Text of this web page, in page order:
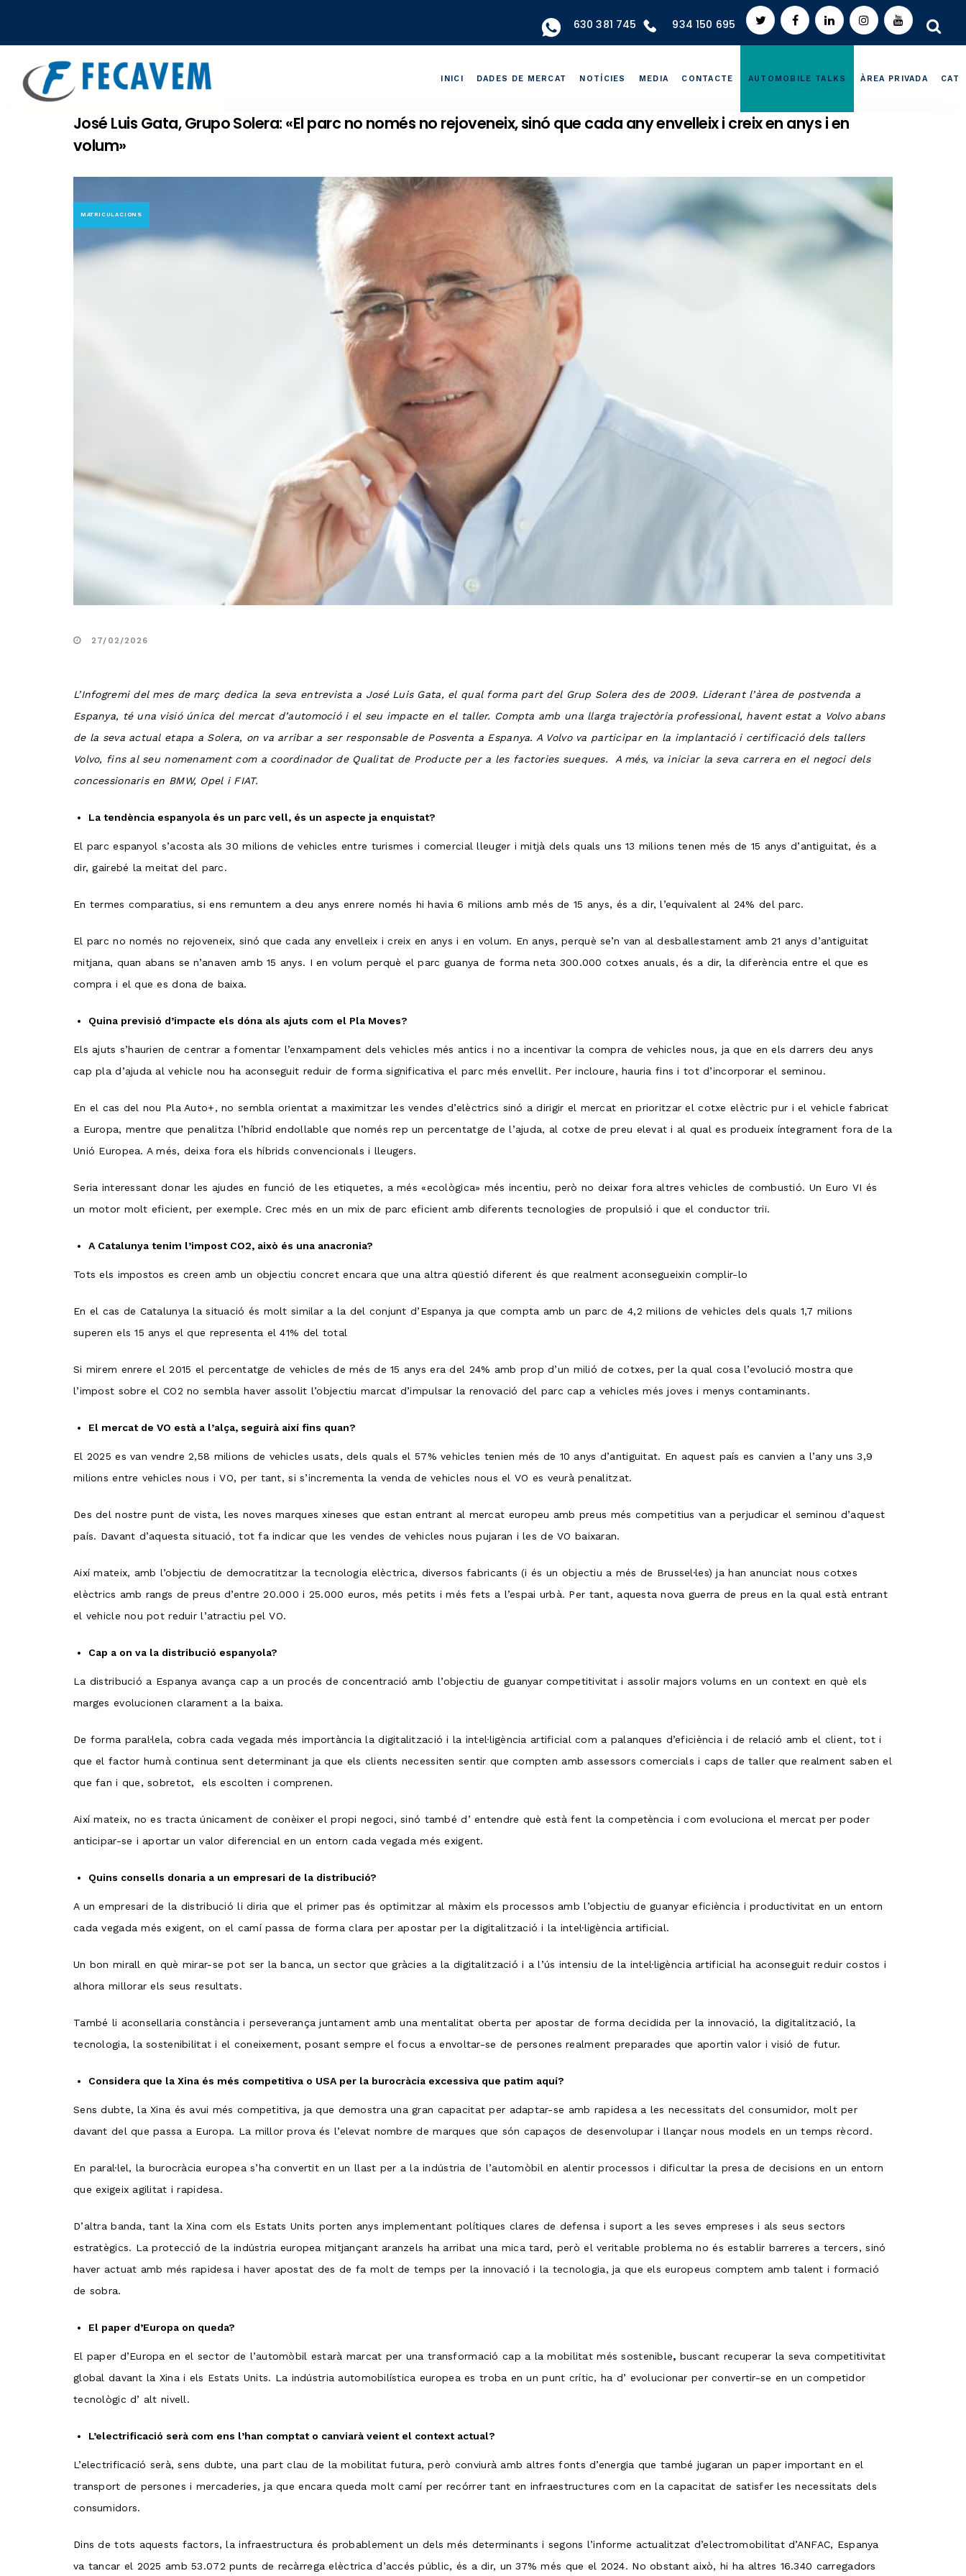
navigation
630 381 745 934 150 695
INICI DADES DE MERCAT NOTÍCIES MEDIA CONTACTE AUTOMOBILE TALKS ÀREA PRIVADA CAT
José Luis Gata, Grupo Solera: «El parc no només no rejoveneix, sinó que cada any envelleix i creix en anys i en
volum»
MATRICULACIONS
27/02/2026
L’Infogremi del mes de març dedica la seva entrevista a José Luis Gata, el qual forma part del Grup Solera des de 2009. Liderant l’àrea de postvenda a
Espanya, té una visió única del mercat d’automoció i el seu impacte en el taller. Compta amb una llarga trajectòria professional, havent estat a Volvo abans
de la seva actual etapa a Solera, on va arribar a ser responsable de Posventa a Espanya. A Volvo va participar en la implantació i certificació dels tallers
Volvo, fins al seu nomenament com a coordinador de Qualitat de Producte per a les factories sueques. A més, va iniciar la seva carrera en el negoci dels
concessionaris en BMW, Opel i FIAT.
La tendència espanyola és un parc vell, és un aspecte ja enquistat?
El parc espanyol s’acosta als 30 milions de vehicles entre turismes i comercial lleuger i mitjà dels quals uns 13 milions tenen més de 15 anys d’antiguitat, és a
dir, gairebé la meitat del parc.
En termes comparatius, si ens remuntem a deu anys enrere només hi havia 6 milions amb més de 15 anys, és a dir, l’equivalent al 24% del parc.
El parc no només no rejoveneix, sinó que cada any envelleix i creix en anys i en volum. En anys, perquè se’n van al desballestament amb 21 anys d’antiguitat
mitjana, quan abans se n’anaven amb 15 anys. I en volum perquè el parc guanya de forma neta 300.000 cotxes anuals, és a dir, la diferència entre el que es
compra i el que es dona de baixa.
Quina previsió d’impacte els dóna als ajuts com el Pla Moves?
Els ajuts s’haurien de centrar a fomentar l’enxampament dels vehicles més antics i no a incentivar la compra de vehicles nous, ja que en els darrers deu anys
cap pla d’ajuda al vehicle nou ha aconseguit reduir de forma significativa el parc més envellit. Per incloure, hauria fins i tot d’incorporar el seminou.
En el cas del nou Pla Auto+, no sembla orientat a maximitzar les vendes d’elèctrics sinó a dirigir el mercat en prioritzar el cotxe elèctric pur i el vehicle fabricat
a Europa, mentre que penalitza l’híbrid endollable que només rep un percentatge de l’ajuda, al cotxe de preu elevat i al qual es produeix íntegrament fora de la
Unió Europea. A més, deixa fora els híbrids convencionals i lleugers.
Seria interessant donar les ajudes en funció de les etiquetes, a més «ecològica» més incentiu, però no deixar fora altres vehicles de combustió. Un Euro VI és
un motor molt eficient, per exemple. Crec més en un mix de parc eficient amb diferents tecnologies de propulsió i que el conductor triï.
A Catalunya tenim l’impost CO2, això és una anacronia?
Tots els impostos es creen amb un objectiu concret encara que una altra qüestió diferent és que realment aconsegueixin complir-lo
En el cas de Catalunya la situació és molt similar a la del conjunt d’Espanya ja que compta amb un parc de 4,2 milions de vehicles dels quals 1,7 milions
superen els 15 anys el que representa el 41% del total
Si mirem enrere el 2015 el percentatge de vehicles de més de 15 anys era del 24% amb prop d’un milió de cotxes, per la qual cosa l’evolució mostra que
l’impost sobre el CO2 no sembla haver assolit l’objectiu marcat d’impulsar la renovació del parc cap a vehicles més joves i menys contaminants.
El mercat de VO està a l’alça, seguirà així fins quan?
El 2025 es van vendre 2,58 milions de vehicles usats, dels quals el 57% vehicles tenien més de 10 anys d’antiguitat. En aquest país es canvien a l’any uns 3,9
milions entre vehicles nous i VO, per tant, si s’incrementa la venda de vehicles nous el VO es veurà penalitzat.
Des del nostre punt de vista, les noves marques xineses que estan entrant al mercat europeu amb preus més competitius van a perjudicar el seminou d’aquest
país. Davant d’aquesta situació, tot fa indicar que les vendes de vehicles nous pujaran i les de VO baixaran.
Així mateix, amb l’objectiu de democratitzar la tecnologia elèctrica, diversos fabricants (i és un objectiu a més de Brussel·les) ja han anunciat nous cotxes
elèctrics amb rangs de preus d’entre 20.000 i 25.000 euros, més petits i més fets a l’espai urbà. Per tant, aquesta nova guerra de preus en la qual està entrant
el vehicle nou pot reduir l’atractiu pel VO.
Cap a on va la distribució espanyola?
La distribució a Espanya avança cap a un procés de concentració amb l’objectiu de guanyar competitivitat i assolir majors volums en un context en què els
marges evolucionen clarament a la baixa.
De forma paral·lela, cobra cada vegada més importància la digitalització i la intel·ligència artificial com a palanques d’eficiència i de relació amb el client, tot i
que el factor humà continua sent determinant ja que els clients necessiten sentir que compten amb assessors comercials i caps de taller que realment saben el
que fan i que, sobretot, els escolten i comprenen.
Així mateix, no es tracta únicament de conèixer el propi negoci, sinó també d’ entendre què està fent la competència i com evoluciona el mercat per poder
anticipar-se i aportar un valor diferencial en un entorn cada vegada més exigent.
Quins consells donaria a un empresari de la distribució?
A un empresari de la distribució li diria que el primer pas és optimitzar al màxim els processos amb l’objectiu de guanyar eficiència i productivitat en un entorn
cada vegada més exigent, on el camí passa de forma clara per apostar per la digitalització i la intel·ligència artificial.
Un bon mirall en què mirar-se pot ser la banca, un sector que gràcies a la digitalització i a l’ús intensiu de la intel·ligència artificial ha aconseguit reduir costos i
alhora millorar els seus resultats.
També li aconsellaria constància i perseverança juntament amb una mentalitat oberta per apostar de forma decidida per la innovació, la digitalització, la
tecnologia, la sostenibilitat i el coneixement, posant sempre el focus a envoltar-se de persones realment preparades que aportin valor i visió de futur.
Considera que la Xina és més competitiva o USA per la burocràcia excessiva que patim aquí?
Sens dubte, la Xina és avui més competitiva, ja que demostra una gran capacitat per adaptar-se amb rapidesa a les necessitats del consumidor, molt per
davant del que passa a Europa. La millor prova és l’elevat nombre de marques que són capaços de desenvolupar i llançar nous models en un temps rècord.
En paral·lel, la burocràcia europea s’ha convertit en un llast per a la indústria de l’automòbil en alentir processos i dificultar la presa de decisions en un entorn
que exigeix agilitat i rapidesa.
D’altra banda, tant la Xina com els Estats Units porten anys implementant polítiques clares de defensa i suport a les seves empreses i als seus sectors
estratègics. La protecció de la indústria europea mitjançant aranzels ha arribat una mica tard, però el veritable problema no és establir barreres a tercers, sinó
haver actuat amb més rapidesa i haver apostat des de fa molt de temps per la innovació i la tecnologia, ja que els europeus comptem amb talent i formació
de sobra.
El paper d’Europa on queda?
El paper d’Europa en el sector de l’automòbil estarà marcat per una transformació cap a la mobilitat més sostenible, buscant recuperar la seva competitivitat
global davant la Xina i els Estats Units. La indústria automobilística europea es troba en un punt crític, ha d’ evolucionar per convertir-se en un competidor
tecnològic d’ alt nivell.
L’electrificació serà com ens l’han comptat o canviarà veient el context actual?
L’electrificació serà, sens dubte, una part clau de la mobilitat futura, però conviurà amb altres fonts d’energia que també jugaran un paper important en el
transport de persones i mercaderies, ja que encara queda molt camí per recórrer tant en infraestructures com en la capacitat de satisfer les necessitats dels
consumidors.
Dins de tots aquests factors, la infraestructura és probablement un dels més determinants i segons l’informe actualitzat d’electromobilitat d’ANFAC, Espanya
va tancar el 2025 amb 53.072 punts de recàrrega elèctrica d’accés públic, és a dir, un 37% més que el 2024. No obstant això, hi ha altres 16.340 carregadors